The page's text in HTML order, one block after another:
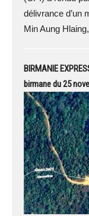
délivrance d’un
Min Aung
BIRMANIE
birmane du 25